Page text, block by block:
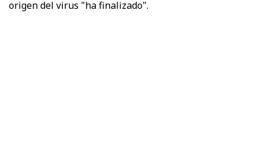
origen del virus "ha finalizado".